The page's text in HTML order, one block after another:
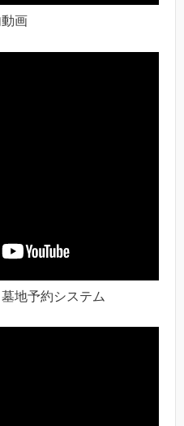
画
地予約システム